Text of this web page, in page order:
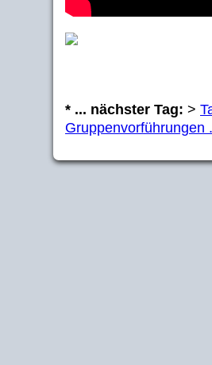
* ... nächster Tag: >
Gruppenvorführungen